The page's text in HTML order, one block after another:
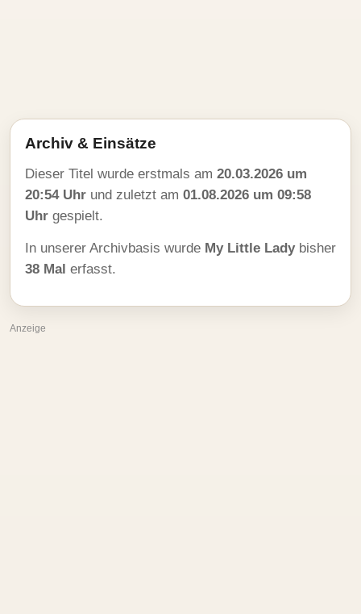
Archiv & Einsätze
Dieser Titel wurde erstmals am 20.03.2026 um
20:54 Uhr und zuletzt am 01.08.2026 um 09:58
Uhr gespielt.
In unserer Archivbasis wurde My Little Ladybisher
38 Mal erfasst.
Anzeige